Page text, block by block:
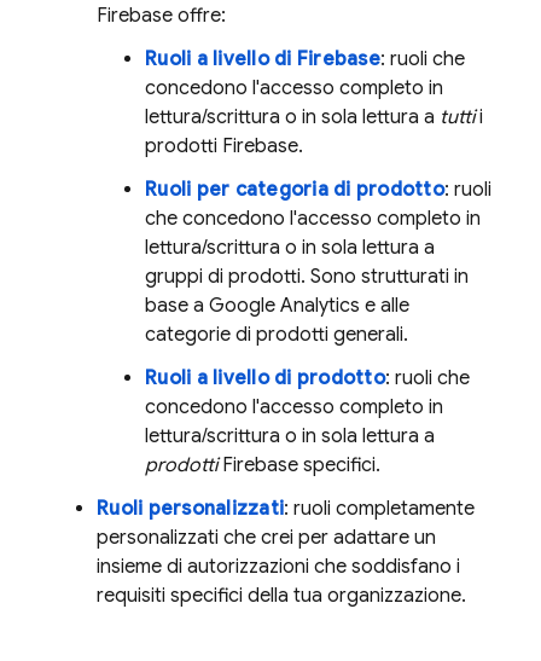
Firebase offre:
Ruoli a livello di Firebase: ruoli che
concedono l'accesso completo in
lettura/scrittura o in sola lettura a tuttii
prodotti Firebase.
Ruoli per categoria di prodotto: ruoli
che concedono l'accesso completo in
lettura/scrittura o in sola lettura a
gruppi di prodotti. Sono strutturati in
base a Google Analytics e alle
categorie di prodotti generali.
Ruoli a livello di prodotto: ruoli che
concedono l'accesso completo in
lettura/scrittura o in sola lettura a
prodottiFirebase specifici.
Ruoli personalizzati: ruoli completamente
personalizzati che crei per adattare un
insieme di autorizzazioni che soddisfano i
requisiti specifici della tua organizzazione.